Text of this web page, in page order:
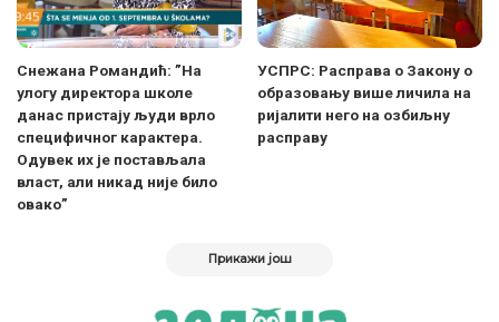
Снежана Романдић: ”На
улогу директора школе
данас пристају људи врло
специфичног карактера.
Одувек их је постављала
власт, али никад није било
овако”
УСПРС: Расправа о Закону о
образовању више личила на
ријалити него на озбиљну
расправу
Прикажи још